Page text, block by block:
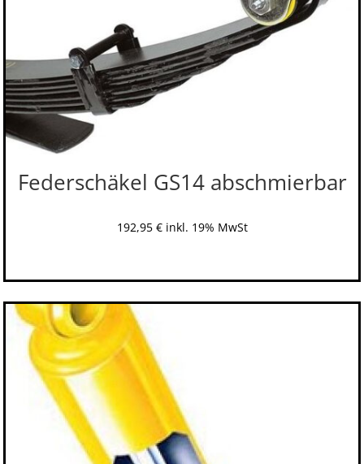
Federschäkel GS14 abschmierbar
192,95 € inkl. 19% MwSt